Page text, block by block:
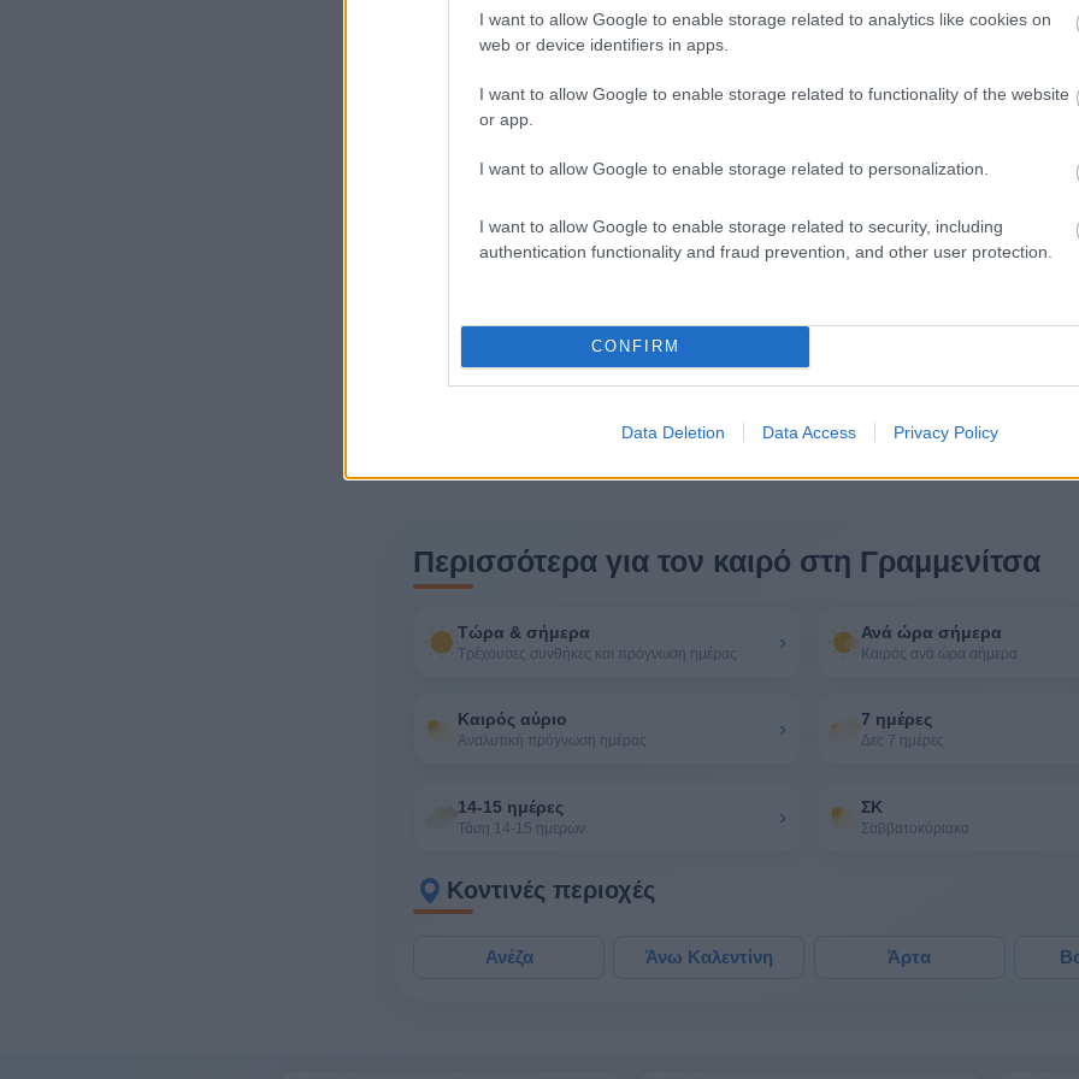
I want to allow Google to enable storage related to analytics like cookies on
web or device identifiers in apps.
I want to allow Google to enable storage related to functionality of the website
or app.
I want to allow Google to enable storage related to personalization.
I want to allow Google to enable storage related to security, including
authentication functionality and fraud prevention, and other user protection.
CONFIRM
Data Deletion Data Access Privacy Policy
33° / 35° Αισθητή24° / 30°
Περισσότερα για τον καιρό στη Γραμμενίτσα
Τώρα & σήμερα
Τρέχουσες συνθήκες και πρόγνωση ημέρας › Ανά ώρα σήμερα
Καιρός ανά ώρα σήμερα
Καιρός αύριο
Αναλυτική πρόγνωση ημέρας › 7 ημέρες
Δες 7 ημέρες
14-15 ημέρες
Τάση 14-15 ημερών › ΣΚ
Σαββατοκύριακο
Κοντινές περιοχές
Ανέζα Άνω Καλεντίνη Άρτα